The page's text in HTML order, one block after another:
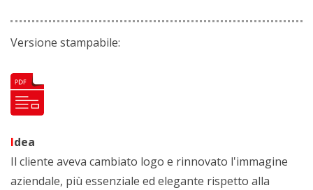
Versione stampabile:
Idea
Il cliente aveva cambiato logo e rinnovato l‛immagine
aziendale, più essenziale ed elegante rispetto alla